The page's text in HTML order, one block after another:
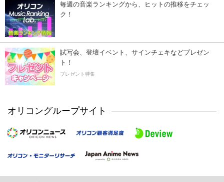
毎週の音楽ランキングから、ヒットの推移をチェッ
ク！
試写会、登壇イベント、サインチェキなどプレゼン
ト！
プレゼント特集
オリコングループサイト